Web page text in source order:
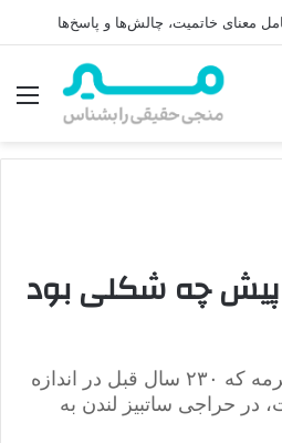
امام زمان (عج)
سال پیش چه شکلی بود
تصویر نادری از مکه مکرمه که ۲۳۰ سال قبل در اندازه
حراجی ساتبیز لندن به